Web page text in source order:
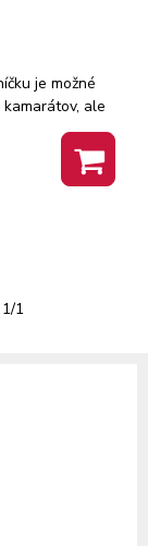
je možné
ale
sadnúť
svojej
vytvárať
listy
1/1